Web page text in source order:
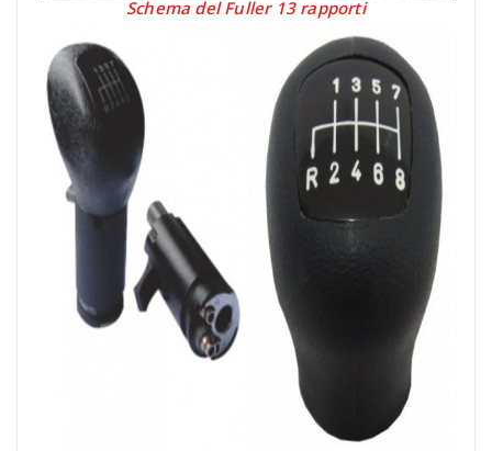
Schema del Fuller 13 rapporti